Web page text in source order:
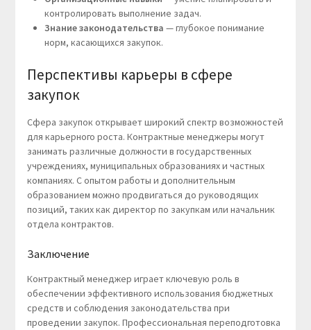
контролировать выполнение задач.
Знание законодательства — глубокое понимание
норм, касающихся закупок.
Перспективы карьеры в сфере
закупок
Сфера закупок открывает широкий спектр возможностей
для карьерного роста. Контрактные менеджеры могут
занимать различные должности в государственных
учреждениях, муниципальных образованиях и частных
компаниях. С опытом работы и дополнительным
образованием можно продвигаться до руководящих
позиций, таких как директор по закупкам или начальник
отдела контрактов.
Заключение
Контрактный менеджер играет ключевую роль в
обеспечении эффективного использования бюджетных
средств и соблюдения законодательства при
проведении закупок. Профессиональная переподготовка